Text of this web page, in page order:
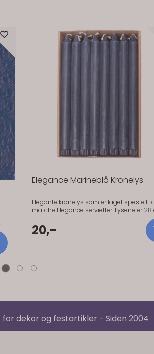
Elegance Marineblå Kronelys
Elegante kronelys som er laget spesielt
matche Elegance servietter. Lysene er 28
kronelysstørrelse). Pris er per
kronelys som er laget spesielt for å
Elegance servietter. Lysene er 28 cm
20,-
dekor og festartikler - Siden 2004